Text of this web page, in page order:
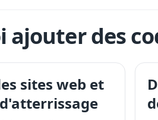
ajouter des
sites web et